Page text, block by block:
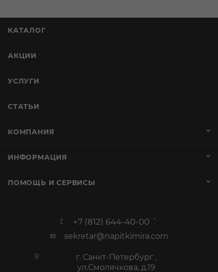
КАТАЛОГ
АКЦИИ
УСЛУГИ
СТАТЬИ
КОМПАНИЯ
ИНФОРМАЦИЯ
ПОМОЩЬ И СЕРВИСЫ
+7 (812) 644-40-00
sekretar@napitkimira.com
г. Санкт-Петербург ,
ул.Смолячкова, д.19